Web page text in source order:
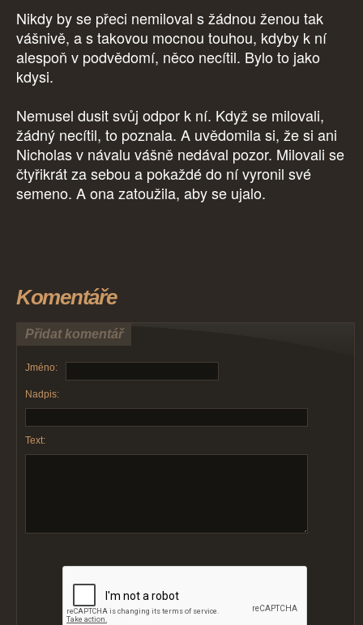
Nikdy by se přeci nemiloval s žádnou ženou tak
vášnivě, a s takovou mocnou touhou, kdyby k ní
alespoň v podvědomí, něco necítil. Bylo to jako
kdysi.
Nemusel dusit svůj odpor k ní. Když se milovali,
žádný necítil, to poznala. A uvědomila si, že si ani
Nicholas v návalu vášně nedával pozor. Milovali se
čtyřikrát za sebou a pokaždé do ní vyronil své
semeno. A ona zatoužila, aby se ujalo.
Komentáře
Přidat komentář
Jméno:
Nadpis:
Text: